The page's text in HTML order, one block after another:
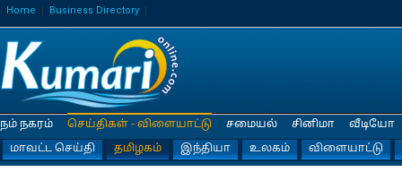
Home Business Directory
நம் நகரம்
செய்திகள் - விளையாட்டு
மாவட்ட செய்தி
தமிழகம் இந்தியா உலகம் விளையாட்டு
சமையல் சினிமா வீடியோ